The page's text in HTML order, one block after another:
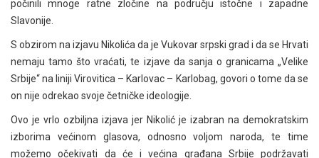
počinili mnoge ratne zločine na području istočne i zapadne
Slavonije.
S obzirom na izjavu Nikolića da je Vukovar srpski grad i da se Hrvati
nemaju tamo što vraćati, te izjave da sanja o granicama „Velike
Srbije“ na liniji Virovitica – Karlovac – Karlobag, govori o tome da se
on nije odrekao svoje četničke ideologije.
Ovo je vrlo ozbiljna izjava jer Nikolić je izabran na demokratskim
izborima većinom glasova, odnosno voljom naroda, te time
možemo očekivati da će i većina građana Srbije podržavati